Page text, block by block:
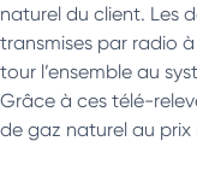
naturel du client. Les
transmises par radio
tour l’ensemble au
Grâce à ces télé-
de gaz naturel au prix